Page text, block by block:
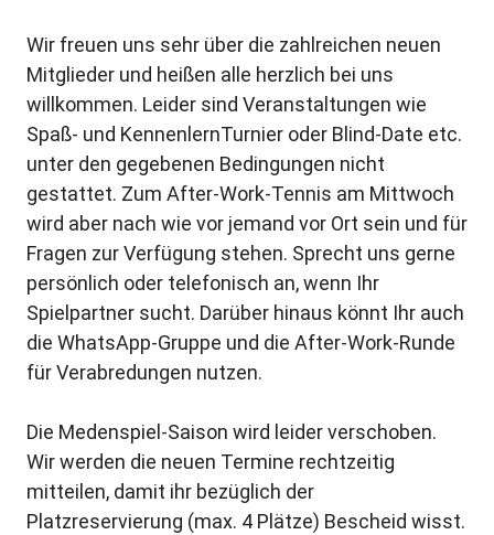
Wir freuen uns sehr über die zahlreichen neuen
Mitglieder und heißen alle herzlich bei uns
willkommen. Leider sind Veranstaltungen wie
Spaß- und KennenlernTurnier oder Blind-Date etc.
unter den gegebenen Bedingungen nicht
gestattet. Zum After-Work-Tennis am Mittwoch
wird aber nach wie vor jemand vor Ort sein und für
Fragen zur Verfügung stehen. Sprecht uns gerne
persönlich oder telefonisch an, wenn Ihr
Spielpartner sucht. Darüber hinaus könnt Ihr auch
die WhatsApp-Gruppe und die After-Work-Runde
für Verabredungen nutzen.
Die Medenspiel-Saison wird leider verschoben.
Wir werden die neuen Termine rechtzeitig
mitteilen, damit ihr bezüglich der
Platzreservierung (max. 4 Plätze) Bescheid wisst.